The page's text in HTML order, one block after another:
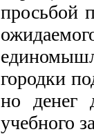
просьбой
городки
но денег
учебного